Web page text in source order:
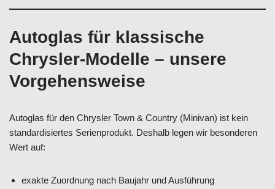
Autoglas für klassische
Chrysler-Modelle – unsere
Vorgehensweise
Autoglas für den Chrysler Town & Country (Minivan) ist kein
standardisiertes Serienprodukt. Deshalb legen wir besonderen
Wert auf:
exakte Zuordnung nach Baujahr und Ausführung